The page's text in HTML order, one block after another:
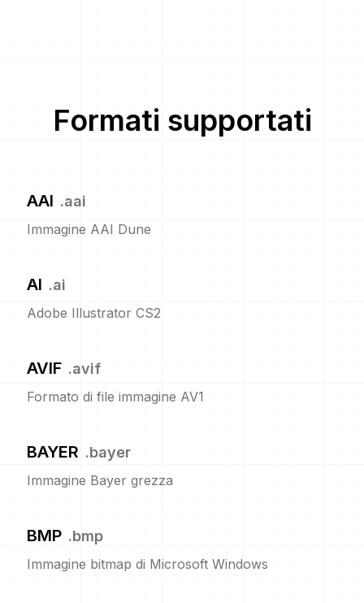
Formati supportati
AAI .aai
Immagine AAI Dune
AI .ai
Adobe Illustrator CS2
AVIF .avif
Formato di file immagine AV1
BAYER .bayer
Immagine Bayer grezza
BMP .bmp
Immagine bitmap di Microsoft Windows